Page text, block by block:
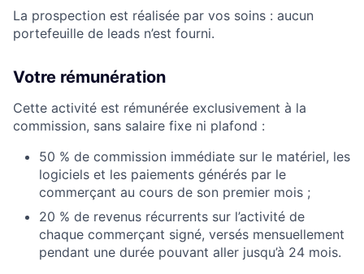
La prospection est réalisée par vos soins : aucun
portefeuille de leads n’est fourni.
Votre rémunération
Cette activité est rémunérée exclusivement à la
commission, sans salaire fixe ni plafond :
50 % de commission immédiate sur le matériel, les
logiciels et les paiements générés par le
commerçant au cours de son premier mois ;
20 % de revenus récurrents sur l’activité de
chaque commerçant signé, versés mensuellement
pendant une durée pouvant aller jusqu’à 24 mois.